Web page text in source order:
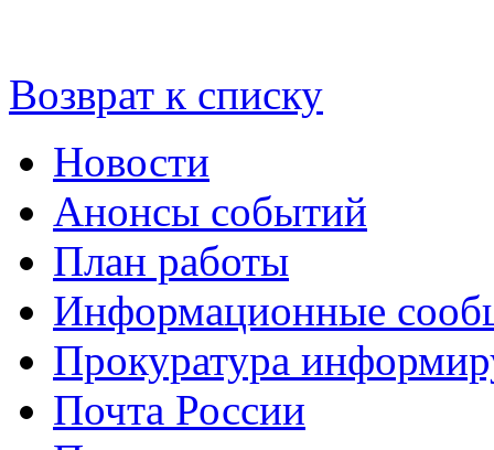
Возврат к списку
Новости
Анонсы событий
План работы
Информационные
Прокуратура
Почта России